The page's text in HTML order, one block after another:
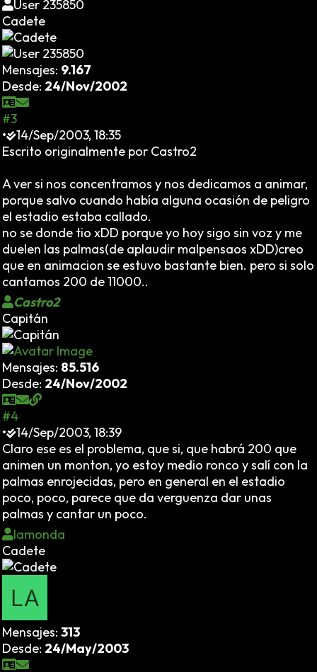
User 235850
Cadete
Mensajes: 9.167
Desde: 24/Nov/2002
#3
•
14/Sep/2003, 18:35
Escrito originalmente por Castro2
A ver si nos concentramos y nos dedicamos a animar,
porque salvo cuando había alguna ocasión de peligro
el estadio estaba callado.
no se donde tio xDD porque yo hoy sigo sin voz y me
duelen las palmas(de aplaudir malpensaos xDD)creo
que en animacion se estuvo bastante bien. pero si solo
cantamos 200 de 11000..
Castro2
Capitán
Mensajes: 85.516
Desde: 24/Nov/2002
#4
•
14/Sep/2003, 18:39
Claro ese es el problema, que si, que habrá 200 que
animen un monton, yo estoy medio ronco y salí con la
palmas enrojecidas, pero en general en el estadio
poco, poco, parece que da verguenza dar unas
palmas y cantar un poco.
lamonda
Cadete
Mensajes: 313
Desde: 24/May/2003